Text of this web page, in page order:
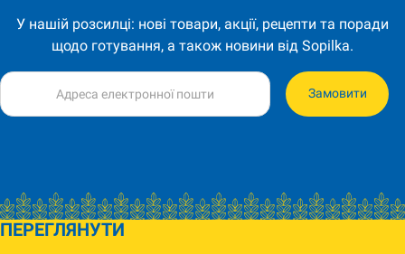
У нашій розсилці: нові товари, акції, рецепти та поради
щодо готування, а також новини від Sopilka.
Замовити
ПЕРЕГЛЯНУТИ